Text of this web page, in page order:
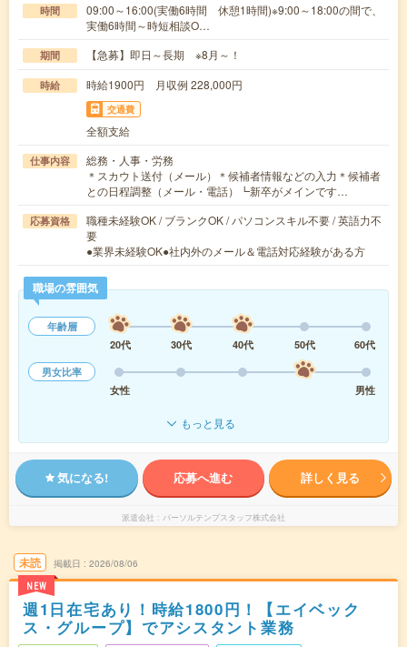
時間
09:00～16:00(実働6時間 休憩1時間)※9:00～18:00の間で、
実働6時間～時短相談O…
期間 【急募】即日～長期 ※8月～！
時給 時給1900円 月収例 228,000円
交通費
全額支給
仕事内容
総務・人事・労務
＊スカウト送付（メール）＊候補者情報などの入力＊候補者
との日程調整（メール・電話）┗新卒がメインです…
応募資格
職種未経験OK / ブランクOK / パソコンスキル不要 / 英語力不
要
●業界未経験OK●社内外のメール＆電話対応経験がある方
職場の雰囲気
年齢層
20代
30代 40代 50代
60代
男女比率
女性
男性
もっと見る
気になる! 応募へ進む 詳しく見る
派遣会社 パーソルテンプスタッフ株式会社
未読
NEW
掲載日 2026/08/06
週1日在宅あり！時給1800円！【エイベック
ス・グループ】でアシスタント業務